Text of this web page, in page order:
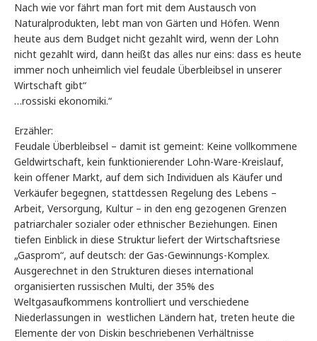
Nach wie vor fährt man fort mit dem Austausch von
Naturalprodukten, lebt man von Gärten und Höfen. Wenn
heute aus dem Budget nicht gezahlt wird, wenn der Lohn
nicht gezahlt wird, dann heißt das alles nur eins: dass es heute
immer noch unheimlich viel feudale Überbleibsel in unserer
Wirtschaft gibt“
…rossiski ekonomiki.“
Erzähler:
Feudale Überbleibsel – damit ist gemeint: Keine vollkommene
Geldwirtschaft, kein funktionierender Lohn-Ware-Kreislauf,
kein offener Markt, auf dem sich Individuen als Käufer und
Verkäufer begegnen, stattdessen Regelung des Lebens –
Arbeit, Versorgung, Kultur – in den eng gezogenen Grenzen
patriarchaler sozialer oder ethnischer Beziehungen. Einen
tiefen Einblick in diese Struktur liefert der Wirtschaftsriese
„Gasprom“, auf deutsch: der Gas-Gewinnungs-Komplex.
Ausgerechnet in den Strukturen dieses international
organisierten russischen Multi, der 35% des
Weltgasaufkommens kontrolliert und verschiedene
Niederlassungen in westlichen Ländern hat, treten heute die
Elemente der von Diskin beschriebenen Verhältnisse